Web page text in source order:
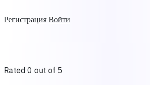
Регистрация Войти
Rated 0 out of 5